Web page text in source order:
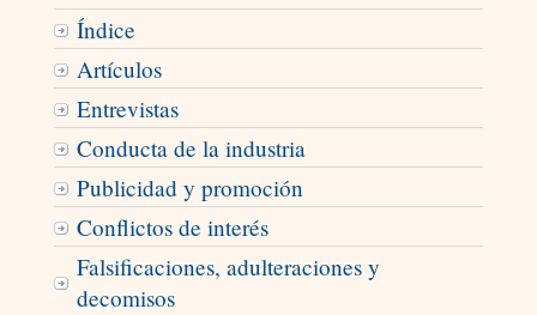
Índice
Artículos
Entrevistas
Conducta de la industria
Publicidad y promoción
Conflictos de interés
Falsificaciones, adulteraciones y
decomisos